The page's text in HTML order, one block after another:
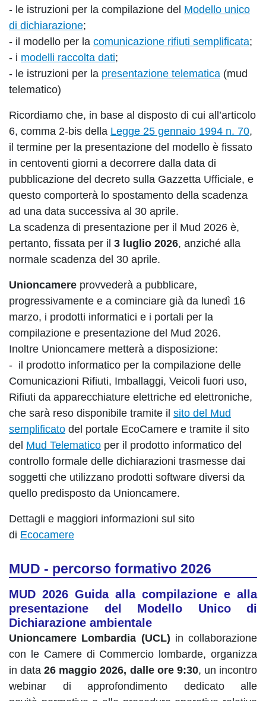
- le istruzioni per la compilazione del Modello unico
di dichiarazione;
- il modello per la comunicazione rifiuti semplificata;
- i modelli raccolta dati;
- le istruzioni per la presentazione telematica (mud
telematico)
Ricordiamo che, in base al disposto di cui all’articolo
6, comma 2-bis della Legge 25 gennaio 1994 n. 70,
il termine per la presentazione del modello è fissato
in centoventi giorni a decorrere dalla data di
pubblicazione del decreto sulla Gazzetta Ufficiale, e
questo comporterà lo spostamento della scadenza
ad una data successiva al 30 aprile.
La scadenza di presentazione per il Mud 2026 è,
pertanto, fissata per il 3 luglio 2026, anziché alla
normale scadenza del 30 aprile.
Unioncamere provvederà a pubblicare,
progressivamente e a cominciare già da lunedì 16
marzo, i prodotti informatici e i portali per la
compilazione e presentazione del Mud 2026.
Inoltre Unioncamere metterà a disposizione:
- il prodotto informatico per la compilazione delle
Comunicazioni Rifiuti, Imballaggi, Veicoli fuori uso,
Rifiuti da apparecchiature elettriche ed elettroniche,
che sarà reso disponibile tramite il sito del Mud
semplificato del portale EcoCamere e tramite il sito
del Mud Telematico per il prodotto informatico del
controllo formale delle dichiarazioni trasmesse dai
soggetti che utilizzano prodotti software diversi da
quello predisposto da Unioncamere.
Dettagli e maggiori informazioni sul sito
di Ecocamere
MUD - percorso formativo 2026
MUD 2026 Guida alla compilazione e alla
presentazione del Modello Unico di
Dichiarazione ambientale
Unioncamere Lombardia (UCL) in collaborazione
con le Camere di Commercio lombarde, organizza
in data26 maggio 2026, dalle ore 9:30, un incontro
webinar di approfondimento dedicato alle